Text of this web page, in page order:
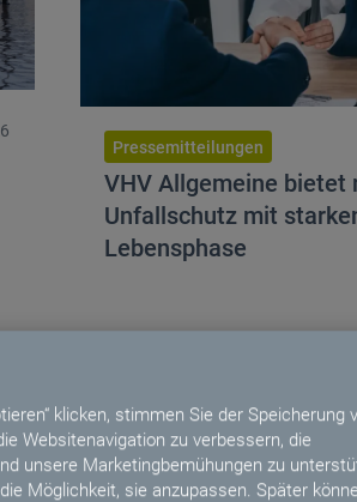
Pressemitteilungen
VHV Allgemeine bietet
Unfallschutz mit
Lebensphase
klicken, stimmen Sie der Speicherung
Websitenavigation zu verbessern, die
unsere Marketingbemühungen zu
Möglichkeit, sie anzupassen. Später